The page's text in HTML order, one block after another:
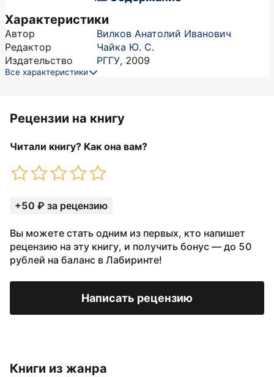
Характеристики
Автор
Вилков Анатолий Иванович
Редактор
Чайка Ю. С.
Издательство
РГГУ, 2009
Все характеристики
Рецензии на книгу
Читали книгу? Как она вам?
+50 ₽ за рецензию
Вы можете стать одним из первых, кто напишет
рецензию на эту книгу, и получить бонус — до 50
рублей на баланс в Лабиринте!
Написать рецензию
Книги из жанра